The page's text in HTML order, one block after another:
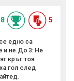
8 5
едно са
и не.До 3: Не
кръг тоя
гол след